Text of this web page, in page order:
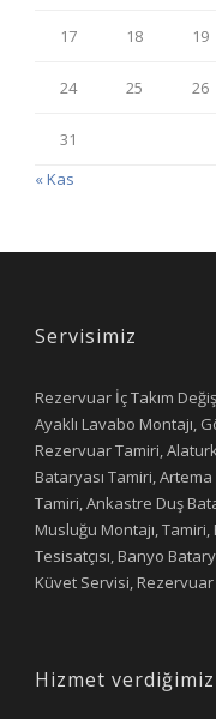
17 18 19
24 25 26
31
« Kas
Servisimiz
Rezervuar İç Takım
Ayaklı Lavabo Montajı,
Rezervuar Tamiri,
Bataryası Tamiri,
Tamiri, Ankastre Duş
Musluğu Montajı, Tamiri,
Tesisatçısı, Banyo
Küvet Servisi,
Hizmet